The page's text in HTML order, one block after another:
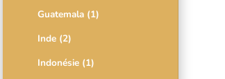
Guatemala (1)
Inde (2)
Indonésie (1)